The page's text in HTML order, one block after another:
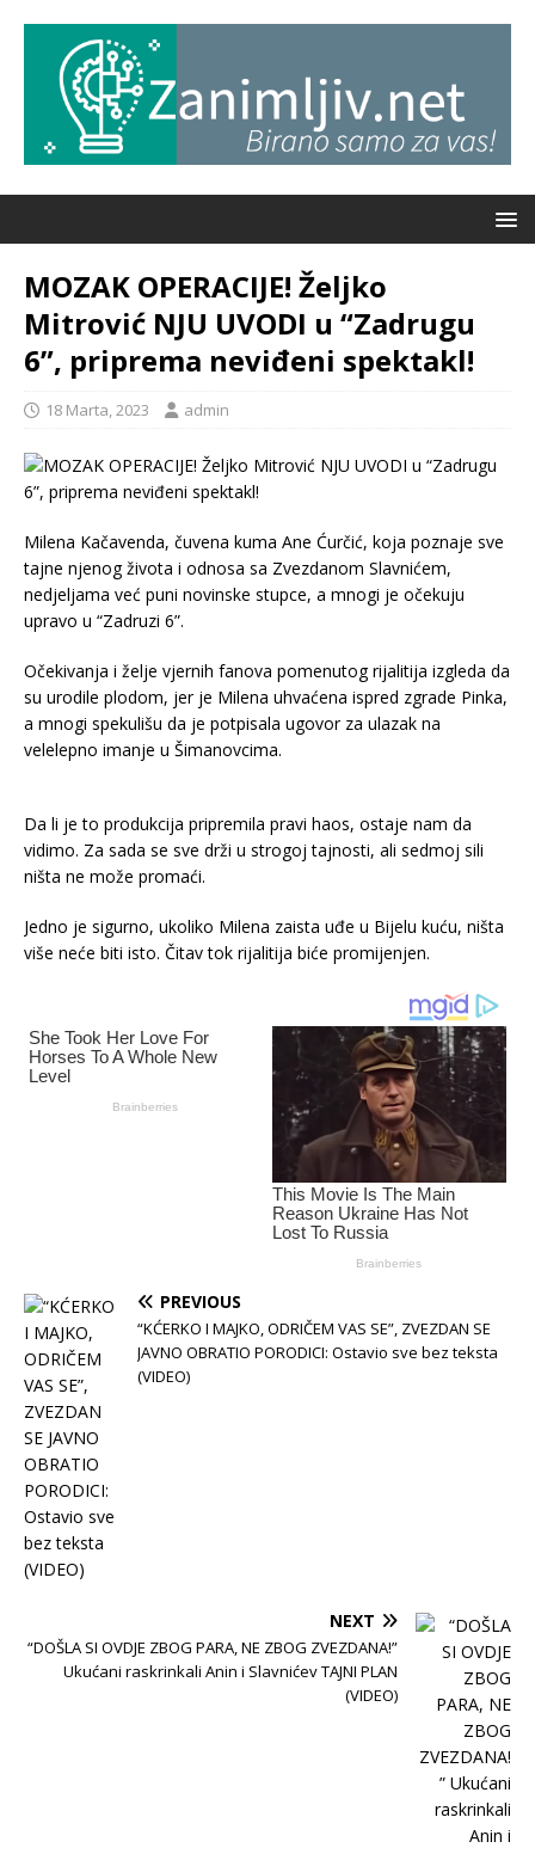
MOZAK OPERACIJE! Željko
Mitrović NJU UVODI u “Zadrugu
6”, priprema neviđeni spektakl!
18 Marta, 2023 admin
Milena Kačavenda, čuvena kuma Ane Ćurčić, koja poznaje sve
tajne njenog života i odnosa sa Zvezdanom Slavnićem,
nedjeljama već puni novinske stupce, a mnogi je očekuju
upravo u “Zadruzi 6”.
Očekivanja i želje vjernih fanova pomenutog rijalitija izgleda da
su urodile plodom, jer je Milena uhvaćena ispred zgrade Pinka,
a mnogi spekulišu da je potpisala ugovor za ulazak na
velelepno imanje u Šimanovcima.
Da li je to produkcija pripremila pravi haos, ostaje nam da
vidimo. Za sada se sve drži u strogoj tajnosti, ali sedmoj sili
ništa ne može promaći.
Jedno je sigurno, ukoliko Milena zaista uđe u Bijelu kuću, ništa
više neće biti isto. Čitav tok rijalitija biće promijenjen.
PREVIOUS
“KĆERKO I MAJKO, ODRIČEM VAS SE”, ZVEZDAN SE
JAVNO OBRATIO PORODICI: Ostavio sve bez teksta
(VIDEO)
NEXT
“DOŠLA SI OVDJE ZBOG PARA, NE ZBOG ZVEZDANA!”
Ukućani raskrinkali Anin i Slavnićev TAJNI PLAN
(VIDEO)